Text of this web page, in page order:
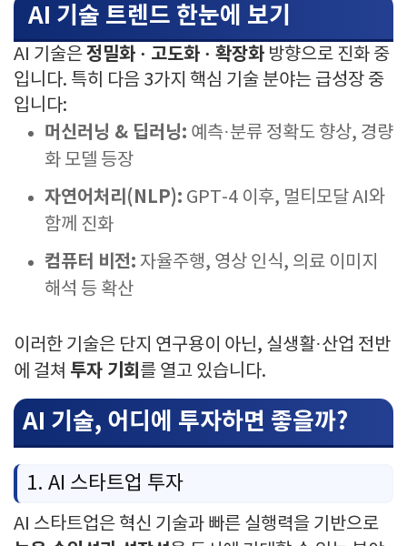
AI 기술 트렌드 한눈에 보기
AI 기술은정밀화 · 고도화 · 확장화 방향으로 진화 중
입니다. 특히 다음 3가지 핵심 기술 분야는 급성장 중
입니다:
머신러닝 & 딥러닝: 예측·분류 정확도 향상, 경량
화 모델 등장
자연어처리(NLP): GPT-4 이후, 멀티모달 AI와
함께 진화
컴퓨터 비전: 자율주행, 영상 인식, 의료 이미지
해석 등 확산
이러한 기술은 단지 연구용이 아닌, 실생활·산업 전반
에 걸쳐 투자 기회 를 열고 있습니다.
AI 기술, 어디에 투자하면 좋을까?
1. AI 스타트업 투자
AI 스타트업은 혁신 기술과 빠른 실행력을 기반으로